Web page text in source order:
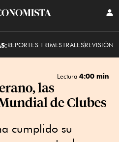
El
REPORTES TRIMESTRALESREVISIÓN
Lectura 4:00 min
las
de Clubes
cumplido su